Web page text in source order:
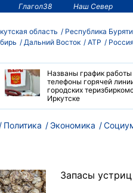
Глагол38 Наш Север
область Республика
Дальний Восток АТР
Названы график работы
телефоны горячей
городских
Иркутске
Политика Экономика
Запасы